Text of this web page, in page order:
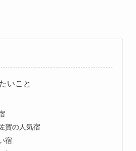
いこと
賀の人気宿
宿